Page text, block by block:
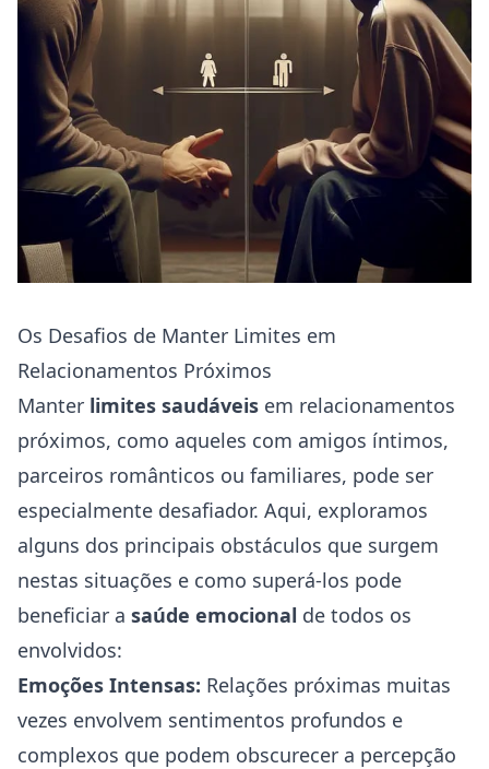
Os Desafios de Manter Limites em
Relacionamentos Próximos
Manter limites saudáveis em relacionamentos
próximos, como aqueles com amigos íntimos,
parceiros românticos ou familiares, pode ser
especialmente desafiador. Aqui, exploramos
alguns dos principais obstáculos que surgem
nestas situações e como superá-los pode
beneficiar a saúde emocional de todos os
envolvidos:
Emoções Intensas: Relações próximas muitas
vezes envolvem sentimentos profundos e
complexos que podem obscurecer a percepção